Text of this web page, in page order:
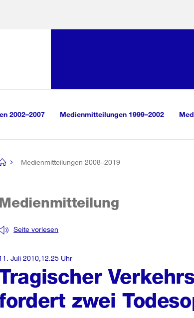
2002–2007 Medienmitteilungen 1999–2002
Medienmitteilungen 2008–2019
zwei
Seite vorlesen
Juli 2010,12.25 Uhr